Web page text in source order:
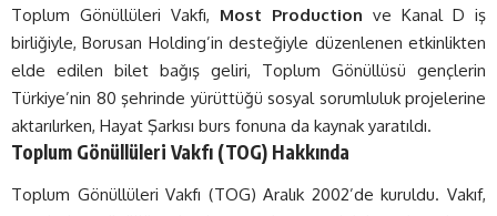
Toplum Gönüllüleri Vakfı, Most Production ve Kanal D iş
birliğiyle, Borusan Holding’in desteğiyle düzenlenen etkinlikten
elde edilen bilet bağış geliri, Toplum Gönüllüsü gençlerin
Türkiye’nin 80 şehrinde yürüttüğü sosyal sorumluluk projelerine
aktarılırken, Hayat Şarkısı burs fonuna da kaynak yaratıldı.
Toplum Gönüllüleri Vakfı (TOG) Hakkında
Toplum Gönüllüleri Vakfı (TOG) Aralık 2002’de kuruldu. Vakıf,